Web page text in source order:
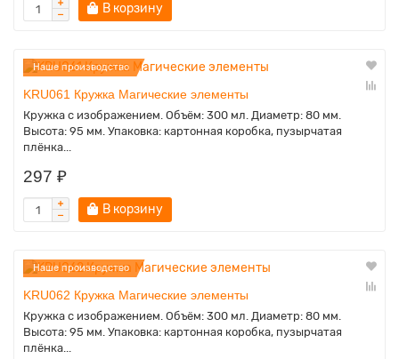
В корзину
Наше производство
KRU061 Кружка Магические элементы
Кружка с изображением. Объём: 300 мл. Диаметр: 80 мм.
Высота: 95 мм. Упаковка: картонная коробка, пузырчатая
плёнка...
297 ₽
В корзину
Наше производство
KRU062 Кружка Магические элементы
Кружка с изображением. Объём: 300 мл. Диаметр: 80 мм.
Высота: 95 мм. Упаковка: картонная коробка, пузырчатая
плёнка...